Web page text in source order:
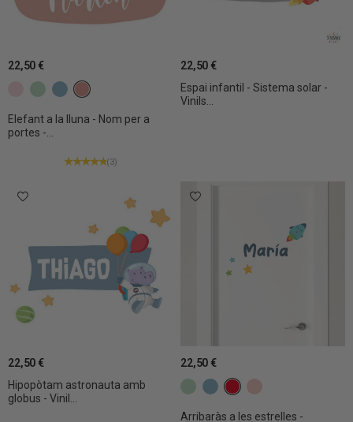
Elefant a la lluna - Nom per a
portes -...
22,50 €
(3)
c7 Rosa clar
c15 Verd menta
c19 Blau gris
C27 Teula
Espai infantil - Sistema solar -
Vinils...
22,50 €
Hipopòtam astronauta amb
globus - Vinil...
22,50 €
Arribaràs a les estrelles -
22,50 €
c15 Verd menta
c19 Blau gris
c25 Vermell